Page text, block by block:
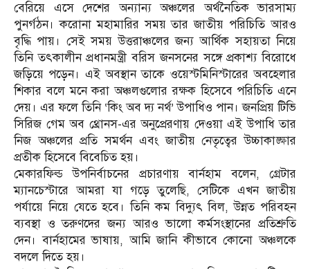
বেরিয়ে এসে দেশের অন্যান্য অঞ্চলের অর্থনৈতিক ভারসাম্য
পুনর্গঠন। করোনা মহামারির সময় তার জাতীয় পরিচিতি আরও
বৃদ্ধি পায়। সেই সময় উত্তরাঞ্চলের জন্য আর্থিক সহায়তা নিয়ে
তিনি তৎকালীন প্রধানমন্ত্রী বরিস জনসনের সঙ্গে প্রকাশ্য বিরোধে
জড়িয়ে পড়েন। এই অবস্থান তাকে ওয়েস্টমিনিস্টারের অবহেলার
শিকার বলে মনে করা অঞ্চলগুলোর রক্ষক হিসেবে পরিচিতি এনে
দেয়। এর ফলে তিনি ‘কিং অব দ্য নর্থ’ উপাধিও পান। জনপ্রিয় টিভি
সিরিজ গেম অব থ্রোনস-এর অনুপ্রেরণায় দেওয়া এই উপাধি তার
নিজ অঞ্চলের প্রতি সমর্থন এবং জাতীয় নেতৃত্বের উচ্চাকাঙ্ক্ষার
প্রতীক হিসেবে বিবেচিত হয়।
মেকারফিল্ড উপনির্বাচনের প্রচারণায় বার্নহাম বলেন, গ্রেটার
ম্যানচেস্টারে আমরা যা গড়ে তুলেছি, সেটিকে এখন জাতীয়
পর্যায়ে নিয়ে যেতে হবে। তিনি কম বিদ্যুৎ বিল, উন্নত পরিবহন
ব্যবস্থা ও তরুণদের জন্য আরও ভালো কর্মসংস্থানের প্রতিশ্রুতি
দেন। বার্নহামের ভাষায়, আমি জানি কীভাবে কোনো অঞ্চলকে
বদলে দিতে হয়।